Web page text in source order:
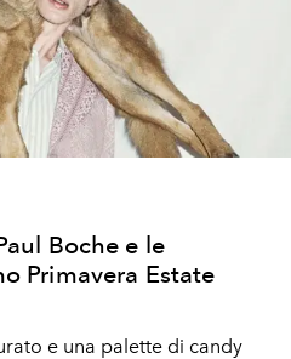
Boche e le
Primavera Estate
e una palette di candy